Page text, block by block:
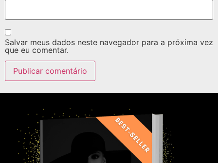
Salvar meus dados neste navegador para a próxima vez
que eu comentar.